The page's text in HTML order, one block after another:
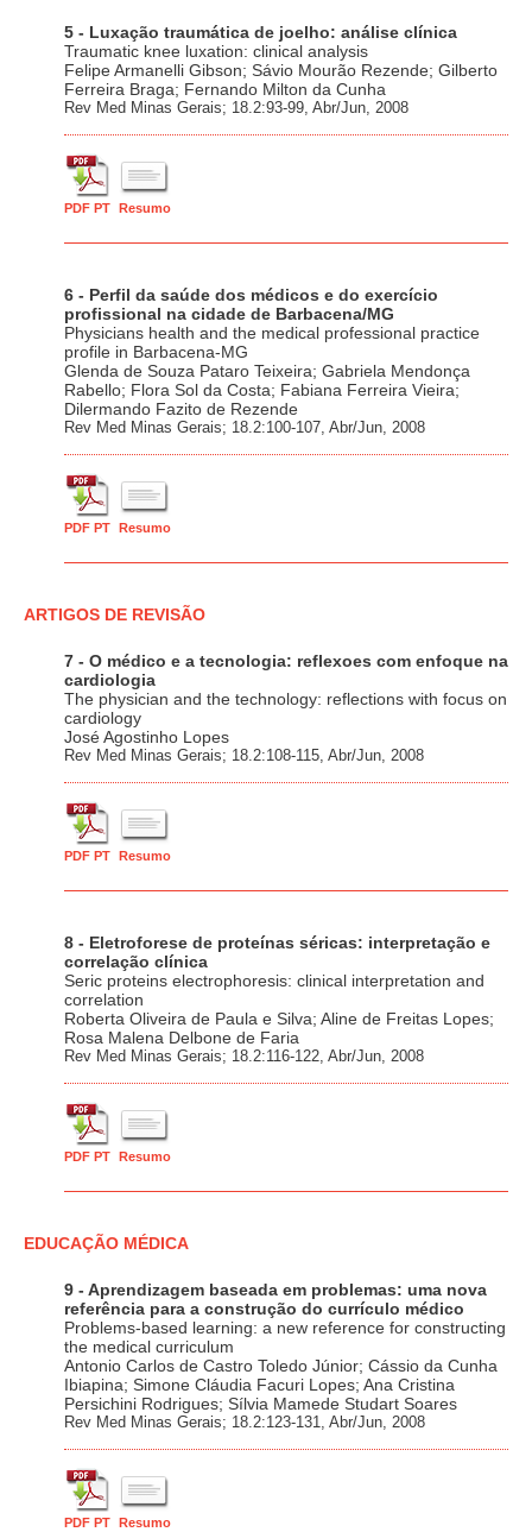
5 - Luxação traumática de joelho: análise clínica
Traumatic knee luxation: clinical analysis
Felipe Armanelli Gibson; Sávio Mourão Rezende; Gilberto
Ferreira Braga; Fernando Milton da Cunha
Rev Med Minas Gerais; 18.2:93-99, Abr/Jun, 2008
PDF PT Resumo
6 - Perfil da saúde dos médicos e do exercício
profissional na cidade de Barbacena/MG
Physicians health and the medical professional practice
profile in Barbacena-MG
Glenda de Souza Pataro Teixeira; Gabriela Mendonça
Rabello; Flora Sol da Costa; Fabiana Ferreira Vieira;
Dilermando Fazito de Rezende
Rev Med Minas Gerais; 18.2:100-107, Abr/Jun, 2008
PDF PT Resumo
ARTIGOS DE REVISÃO
7 - O médico e a tecnologia: reflexoes com enfoque na
cardiologia
The physician and the technology: reflections with focus on
cardiology
José Agostinho Lopes
Rev Med Minas Gerais; 18.2:108-115, Abr/Jun, 2008
PDF PT Resumo
8 - Eletroforese de proteínas séricas: interpretação e
correlação clínica
Seric proteins electrophoresis: clinical interpretation and
correlation
Roberta Oliveira de Paula e Silva; Aline de Freitas Lopes;
Rosa Malena Delbone de Faria
Rev Med Minas Gerais; 18.2:116-122, Abr/Jun, 2008
PDF PT Resumo
EDUCAÇÃO MÉDICA
9 - Aprendizagem baseada em problemas: uma nova
referência para a construção do currículo médico
Problems-based learning: a new reference for constructing
the medical curriculum
Antonio Carlos de Castro Toledo Júnior; Cássio da Cunha
Ibiapina; Simone Cláudia Facuri Lopes; Ana Cristina
Persichini Rodrigues; Sílvia Mamede Studart Soares
Rev Med Minas Gerais; 18.2:123-131, Abr/Jun, 2008
PDF PT Resumo